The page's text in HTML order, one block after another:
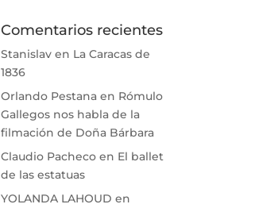
Comentarios recientes
Stanislaven La Caracas de
1836
Orlando Pestanaen Rómulo
Gallegos nos habla de la
filmación de Doña Bárbara
Claudio Pachecoen El ballet
de las estatuas
YOLANDA LAHOUD en